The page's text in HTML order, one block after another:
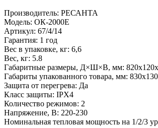
Производитель: РЕСАНТА
Модель: ОК-2000Е
Артикул: 67/4/14
Гарантия: 1 год
Вес в упаковке, кг: 6,6
Вес, кг: 5.8
Габаритные размеры, Д×Ш×В, мм:
Габариты упакованного товара, мм:
Защита от перегрева: Да
Класс защиты: IPX4
Количество режимов: 2
Напряжение, В: 220-230
Номинальная тепловая мощность на 1/2/3